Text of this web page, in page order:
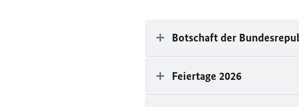
Botschaft der
Feiertage 2026